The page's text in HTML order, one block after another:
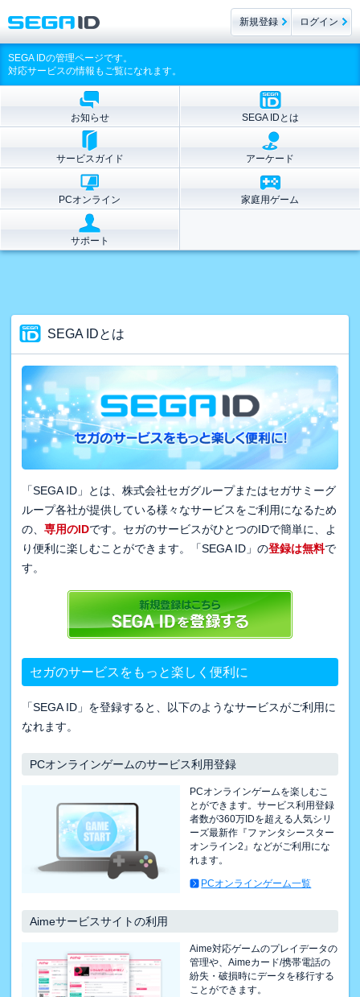
SEGA IDの管理ページです。
対応サービスの情報もご覧になれます。
お知らせ SEGA IDとは
サービスガイド アーケード
PCオンライン 家庭用ゲーム
サポート
SEGA IDとは
「SEGA ID」とは、株式会社セガグループまたはセガサミーグ
ループ各社が提供している様々なサービスをご利用になるため
の、専用のIDです。セガのサービスがひとつのIDで簡単に、よ
り便利に楽しむことができます。「SEGA ID」の登録は無料で
す。
セガのサービスをもっと楽しく便利に
「SEGA ID」を登録すると、以下のようなサービスがご利用に
なれます。
PCオンラインゲームのサービス利用登録
PCオンラインゲームを楽しむこ
とができます。サービス利用登録
者数が360万IDを超える人気シリ
ーズ最新作『ファンタシースター
オンライン2』などがご利用にな
れます。
PCオンラインゲーム一覧
Aimeサービスサイトの利用
Aime対応ゲームのプレイデータの
管理や、Aimeカード/携帯電話の
紛失・破損時にデータを移行する
ことができます。
新規登録 ログイン